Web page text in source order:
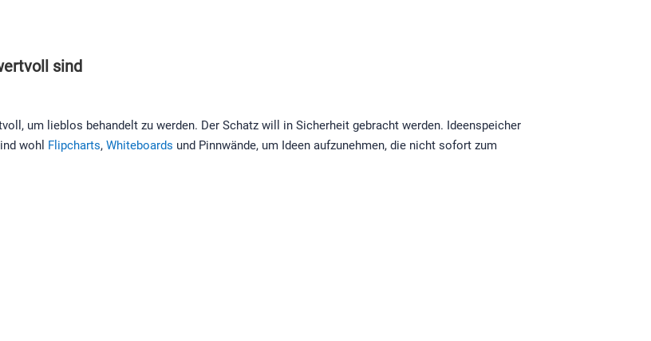
sind
um lieblos behandelt zu werden. Der Schatz will in Sicherheit gebracht werden. Ideenspeicher
wohl Flipcharts,Whiteboards und Pinnwände, um Ideen aufzunehmen, die nicht sofort zum